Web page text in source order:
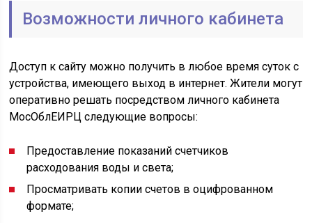
Возможности личного кабинета
Доступ к сайту можно получить в любое время суток с
устройства, имеющего выход в интернет. Жители могут
оперативно решать посредством личного кабинета
МосОблЕИРЦ следующие вопросы:
Предоставление показаний счетчиков
расходования воды и света;
Просматривать копии счетов в оцифрованном
формате;